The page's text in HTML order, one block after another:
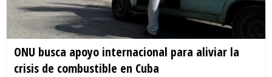
ONU busca apoyo internacional para aliviar la
crisis de combustible en Cuba